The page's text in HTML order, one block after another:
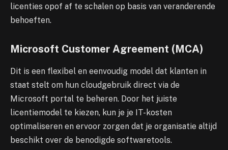
licenties opof af te schalen op basis van veranderende
behoeften.
Microsoft Customer Agreement (MCA)
Dit is een flexibel en eenvoudig model dat klanten in
staat stelt om hun cloudgebruik direct via de
Microsoft portal te beheren. Door het juiste
licentiemodel te kiezen, kun je je IT-kosten
optimaliseren en ervoor zorgen dat je organisatie altijd
beschikt over de benodigde softwaretools.